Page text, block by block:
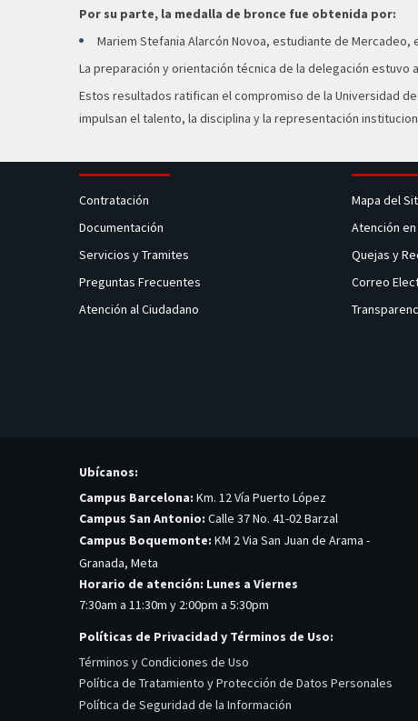
Por su parte, la medalla de bronce fue obtenida por:
Mariem Stefania Alarcón Novoa, estudiante de Mercadeo,
La preparación y orientación técnica de la delegación
Estos resultados ratifican el compromiso de la Universidad
impulsan el talento, la disciplina y la representación
Contratación
Documentación
Servicios y Tramites
Preguntas Frecuentes
Atención al Ciudadano
Mapa del
Atención en
Quejas y
Correo
Ubícanos:
Campus Barcelona: Km. 12 Vía Puerto López
Campus San Antonio: Calle 37 No. 41-02 Barzal
Campus Boquemonte: KM 2 Via San Juan de Arama -
Granada, Meta
Horario de atención: Lunes a Viernes
7:30am a 11:30m y 2:00pm a 5:30pm
Políticas de Privacidad y Términos de Uso:
Términos y Condiciones de Uso
Política de Tratamiento y Protección de Datos Personales
Política de Seguridad de la Información